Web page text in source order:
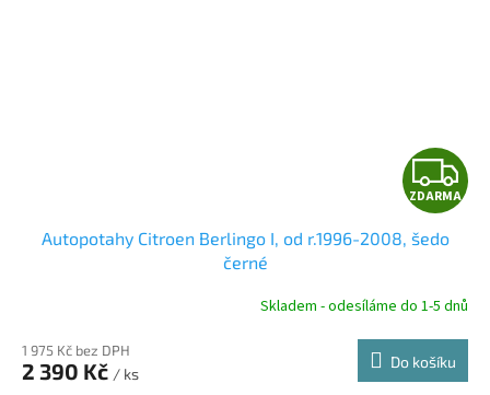
Z
D
R
ZDARMA
Autopotahy Citroen Berlingo I, od r.1996-2008, šedo
černé
Skladem - odesíláme do 1-5 dnů
1 975 Kč bez DPH
2 390 Kč / ks
Do košíku